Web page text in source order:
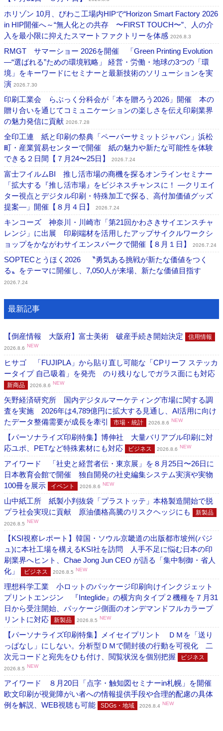
ホリゾン 10月、びわこ工場内HIPで“Horizon Smart Factory 2026
in HIP開催へ～“無人化との共存 〜FIRST TOUCH〜”、人の介
入を最小限に抑えたスマートファクトリーを体感 2026.8.3
RMGT サマーショー 2026を開催 「Green Printing Evolution
―“選ばれる”ための環境戦略」 経営・労働・地球の3つの「環
境」をキーワードにセミナーと最新技術のソリューションを実
演 2026.7.30
印刷工業会 らぶっく分科会が「本を贈ろう2026」開催 本の
贈り合いを通じてコミュニケーションの楽しさを伝え印刷業界
の魅力発信に貢献 2026.7.28
全印工連 紙と印刷の祭典「ペーパーサミットジャパン」浜松
町・産業貿易センターで開催 紙の魅力や新たな可能性を体験
できる２日間【７月24〜25日】
2026.7.24
富士フイルムBI 推し活市場の商機を探るオンラインセミナー
「拡大する『推し活市場』をビジネスチャンスに！ ―クリエイ
ター視点とデジタル印刷・特殊加工で探る、高付加価値グッズ
提案―」開催【８月４日】
2026.7.24
キンコーズ 神奈川・川崎市「第21回かわさきサイエンスチャ
レンジ」に出展 印刷端材を活用したアップサイクルワークシ
ョップをかながわサイエンスパークで開催【８月１日】
2026.7.24
SOPTECとうほく2026 〝勇気ある挑戦が新たな価値をつく
る〟をテーマに開催し、7,050人が来場、新たな価値目指す
2026.7.24
最新記事
【倒産情報 大阪府】富士美術 破産手続き開始決定 信用情報
2026.8.6 NEW
ヒサゴ 「FUJIPLA」から貼り直し可能な「CPリーフ ステッカ
ータイプ 自己吸着」を発売 のり残りなしでガラス面にも対応
新商品 2026.8.6 NEW
矢野経済研究所 国内デジタルマーケティング市場に関する調
査を実施 2026年は4,789億円に拡大する見通し、AI活用に向け
たデータ整備需要が成長を牽引
市場・統計 2026.8.6 NEW
【パーソナライズ印刷特集】博伸社 大量バリアブル印刷に対
応ユポ、PETなど特殊素材にも対応
ビジネス 2026.8.6 NEW
アイワード 「社史と経営者伝・東京展」を８月25日〜26日に
日本教育会館で開催 独自開発の社史編集システム実演や実物
100冊を展示
イベント 2026.8.6 NEW
山中紙工所 紙製小判抜袋「プラストッテ」本格製造開始で脱
プラ社会実現に貢献 原油価格高騰のリスクヘッジにも
新製品
2026.8.5 NEW
【KSI視察レポート】韓国・ソウル京畿道の出版都市坡州(パジ
ュ)に本社工場を構えるKSI社を訪問 人手不足に悩む日本の印
刷業界へヒント、Chae Jong Jun CEO が語る「集中制御・省人
化」
ビジネス 2026.8.5 NEW
理想科学工業 小ロットのパッケージ印刷向けインクジェット
プリントエンジン 『Integlide』の横方向タイプ２機種を７月31
日から受注開始、パッケージ側面のオンデマンドフルカラープ
リントに対応
新製品 2026.8.5 NEW
【パーソナライズ印刷特集】メイセイプリント ＤＭを「送り
っぱなし」にしない。分析型ＤＭで開封後の行動を可視化 二
次元コードと宛先をひも付け、閲覧状況を個別把握
ビジネス
2026.8.5 NEW
アイワード ８月20日「点字・触知図セミナーin札幌」を開催
欧文印刷が視覚障がい者への情報提供手段や合理的配慮の具体
例を解説、WEB視聴も可能
SDGs・地域 2026.8.4 NEW